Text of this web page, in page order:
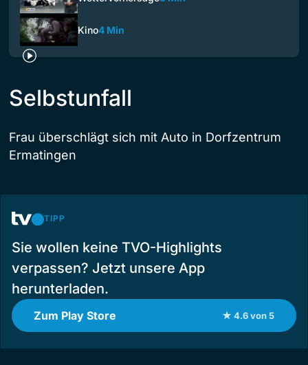
Kino4 Min
Selbstunfall
Frau überschlägt sich mit Auto in Dorfzentrum
Ermatingen
TIPP
Sie wollen keine TVO-Highlights
verpassen? Jetzt unsere App
herunterladen.
Zum Play Store ★ 4.6 von 5